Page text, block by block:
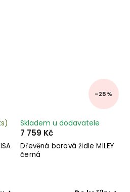
–25 %
Dřevěná barová židle MILEY
černá
Skladem u dodavatele
7 759 Kč